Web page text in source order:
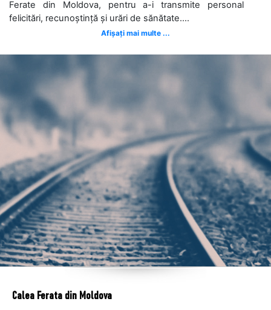
Ferate din Moldova, pentru a-i transmite personal
felicitări, recunoștință și urări de sănătate....
Afișați mai multe ...
Calea Ferata din Moldova